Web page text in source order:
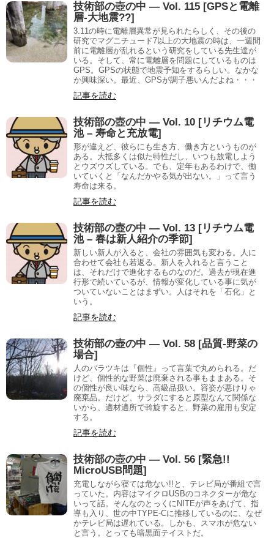
技術部の壺の中 — Vol. 115 [GPSと電離
層-大地震??]
3.11の時に電離層異常が見られたらしく、その後の
研究でマグニチュード7以上の大地震の時は、一週間
前に電離層が乱れるという研究をしている先生達が
いる。そして、常に電離層を問題にしているものは
GPS。GPSの状態で地震予知をするらしい。なかな
か興味深い。最近、GPSが調子悪いんだよね・・・
記事を読む
技術部の壺の中 — Vol. 10 [リチウム電
池 – 寿命と充放電]
形が違えど、彼らにも生き方、働き方というものが
ある。大抵多くは似た特性だし、いつも放電しよう
とウズウズしている。でも、定年もあるわけで、働
いていくと「なんだかやる気が出ない。」って言う
寿命は来る。
記事を読む
技術部の壺の中 — Vol. 13 [リチウム電
池 – 春は新人紹介の季節]
新しい新人が入ると、会社の雰囲気も変わる。人に
合わせて会社も若返る。新人を入れると言うこと
は、それだけで進化するものなのだ。過去が現在進
行形で続いているが、情報が変化している事に気が
ついていないことはまずい。人はそれを「石化」と
いう。
記事を読む
技術部の壺の中 — Vol. 58 [品質-野菜の
場合]
人のバラツキは『個性』って言葉で丸められる。だ
けど、個性的な野菜は廃棄される事もままある。そ
の個性が良い味なら、高級品扱い。容姿が悪けりゃ
廃棄品。だけど、サラダにすると原型なんて関係な
いから、適材適所で斡旋すると、野菜の雇用も安定
する。
記事を読む
技術部の壺の中 — Vol. 56 [緊急!!
MicroUSB問題]
充電しながら寝ては危ない!!と、テレビ局が番組で言
っていた。内容はマイクロUSBのコネクターが危な
いって話。そんなのとっくにNITEが声をあげて、指
導も入り、世の中TYPE-Cに推移しているのに、なぜ
かテレビ局は遅れている。しかも、スマホが危ない
と言う。とっても暗黒面テイストだ。